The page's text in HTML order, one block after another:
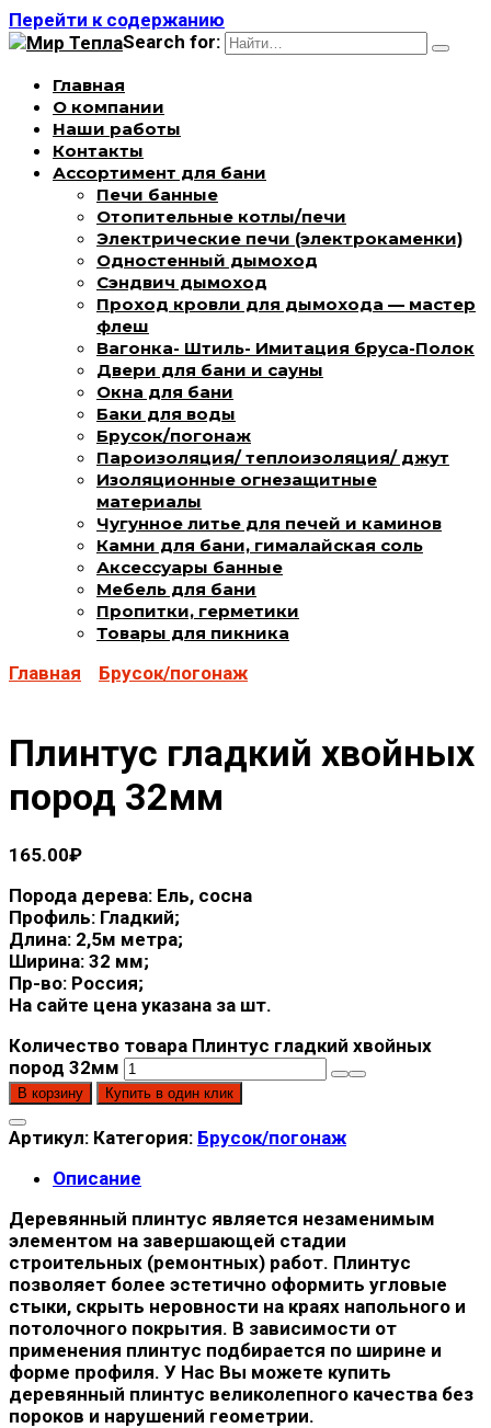
Перейти к содержанию
Search for:
Главная
О компании
Наши работы
Контакты
Ассортимент для бани
Печи банные
Отопительные котлы/печи
Электрические печи (электрокаменки)
Одностенный дымоход
Сэндвич дымоход
Проход кровли для дымохода — мастер
флеш
Вагонка- Штиль- Имитация бруса-Полок
Двери для бани и сауны
Окна для бани
Баки для воды
Брусок/погонаж
Пароизоляция/ теплоизоляция/ джут
Изоляционные огнезащитные
материалы
Чугунное литье для печей и каминов
Камни для бани, гималайская соль
Аксессуары банные
Мебель для бани
Пропитки, герметики
Товары для пикника
Главная Брусок/погонаж
Плинтус гладкий хвойных
пород 32мм
165.00₽
Порода дерева: Ель, сосна
Профиль: Гладкий;
Длина: 2,5м метра;
Ширина: 32 мм;
Пр-во: Россия;
На сайте цена указана за шт.
Количество товара Плинтус гладкий хвойных
пород 32мм
В корзину Купить в один клик
Артикул: Категория: Брусок/погонаж
Описание
Деревянный плинтус является незаменимым
элементом на завершающей стадии
строительных (ремонтных) работ. Плинтус
позволяет более эстетично оформить угловые
стыки, скрыть неровности на краях напольного и
потолочного покрытия. В зависимости от
применения плинтус подбирается по ширине и
форме профиля. У Нас Вы можете купить
деревянный плинтус великолепного качества без
пороков и нарушений геометрии.